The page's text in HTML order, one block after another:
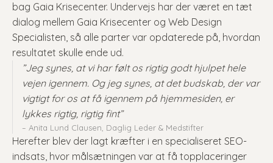
bag Gaia Krisecenter. Undervejs har der været en tæt
dialog mellem Gaia Krisecenter og Web Design
Specialisten, så alle parter var opdaterede på, hvordan
resultatet skulle ende ud.
”Jeg synes, at vi har følt os rigtig godt hjulpet hele
vejen igennem. Og jeg synes, at det budskab, der var
vigtigt for os at få igennem på hjemmesiden, er
lykkes rigtig, rigtig fint”
– Anita Lund Clausen, Daglig Leder & Medstifter
Herefter blev der lagt kræfter i en specialiseret SEO-
indsats, hvor målsætningen var at få topplaceringer